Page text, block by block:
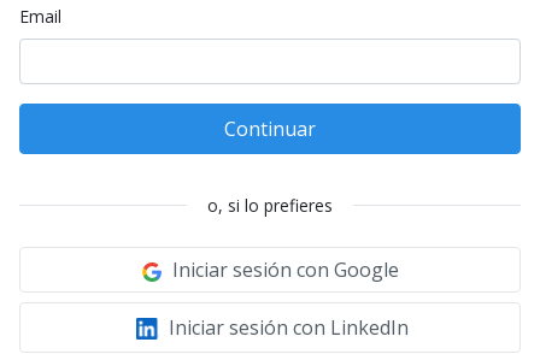
Email
Continuar
o, si lo prefieres
Iniciar sesión con Google
Iniciar sesión con LinkedIn